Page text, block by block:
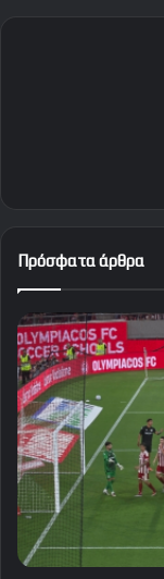
Πρόσφατα άρθρα